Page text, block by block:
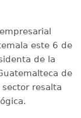
este 6 de
de la
de
resalta